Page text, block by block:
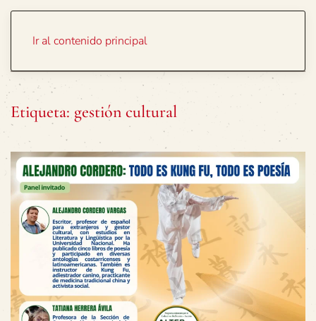
Ir al contenido principal
Etiqueta: gestión cultural